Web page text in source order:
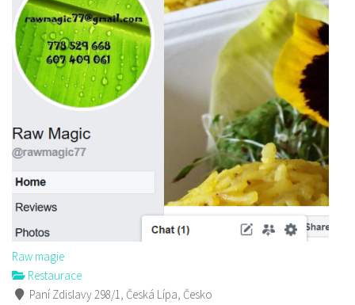
Raw magie
Restaurace
Paní Zdislavy 298/1, Česká Lípa, Česko